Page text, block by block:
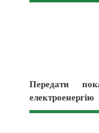
Передати
електроенергію